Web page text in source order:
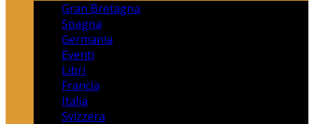
Gran Bretagna
Spagna
Germania
Eventi
Libri
Francia
Italia
Svizzera